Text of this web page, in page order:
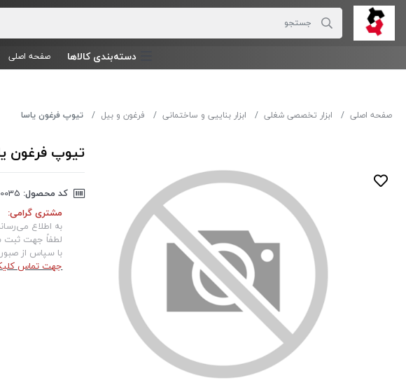
دسته‌بندی‌ کالاها صفحه اصلی
صفحه اصلی ابزار تخصصی شغلی ابزار بناییی و ساختمانی فرغون و بیل تیوپ فرغون یاسا
تیوپ فرغون
کد محصول:
مشتری گرامی:
به اطلاع
لطفاً جهت ثبت
با سپاس از
جهت تماس